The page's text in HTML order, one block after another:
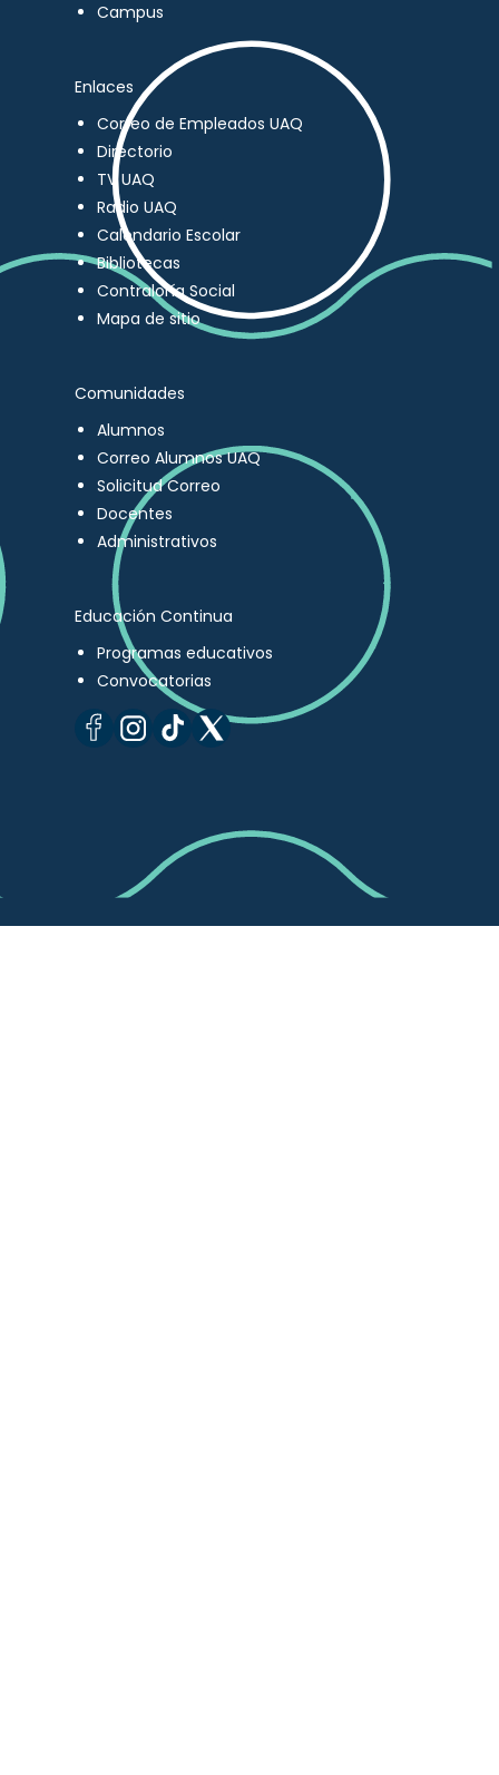
Campus
Enlaces
Correo de Empleados UAQ
Directorio
TV UAQ
Radio UAQ
Calendario Escolar
Bibliotecas
Contraloría Social
Mapa de sitio
Comunidades
Alumnos
Correo Alumnos UAQ
Solicitud Correo
Docentes
Administrativos
Educación Continua
Programas educativos
Convocatorias